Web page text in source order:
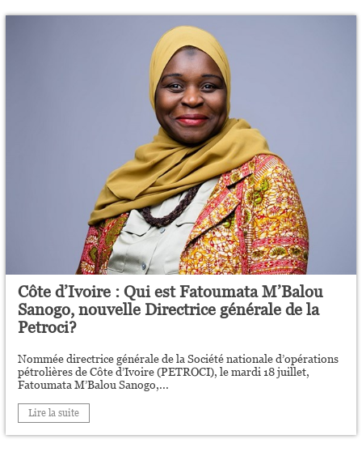
Côte d’Ivoire : Qui est Fatoumata M’Balou
Sanogo, nouvelle Directrice générale de la
Petroci?
Nommée directrice générale de la Société nationale d’opérations
pétrolières de Côte d’Ivoire (PETROCI), le mardi 18 juillet,
Fatoumata M’Balou Sanogo,...
Lire la suite